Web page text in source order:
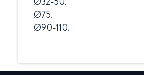
Ø75.
Ø90-110.